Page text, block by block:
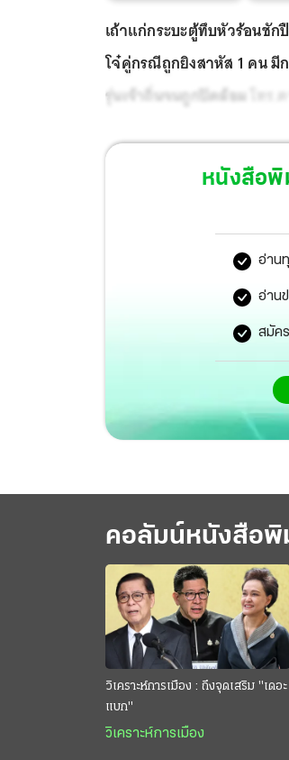
เถ้าแก่กระบะตู้ทึบหัวร้อนชัก
โจ๋คู่กรณีถูกยิงสาหัส 1 คน มี
รุ่นเจ้าถิ่นจนถูกปิดล้อม โทร
ลูกน้องและทรัพย์สิน หลังก่
หนังสือพิ
อ่าน
อ่าน
สมัค
คอลัมน์หนังสือ
วิเคราะห์การเมือง : ถึงจุดเสริม "เดอะ
แบก"
วิเคราะห์การเมือง